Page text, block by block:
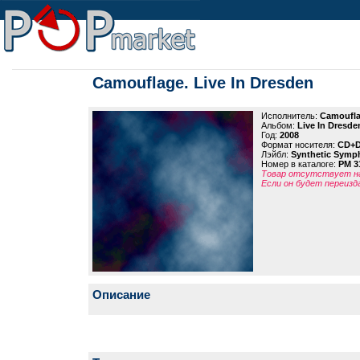
Camouflage. Live In Dresden
Исполнитель:
Альбом: Live In
Год: 2008
Формат носителя:
Лэйбл: Synthetic
Номер в каталоге: PM
Товар отсутствует
Если он будет
Описание